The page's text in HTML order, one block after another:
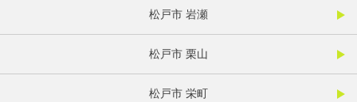
松戸市 岩瀬
松戸市 栗山
松戸市 栄町